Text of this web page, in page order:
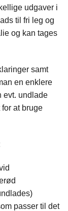
udgaver i
til fri leg og
og kan tages
samt
en enklere
evt. undlade
at bruge
passer til det